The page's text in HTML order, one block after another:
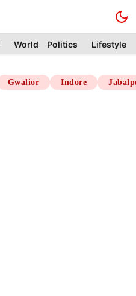
World Politics Lifestyle
Gwalior Indore